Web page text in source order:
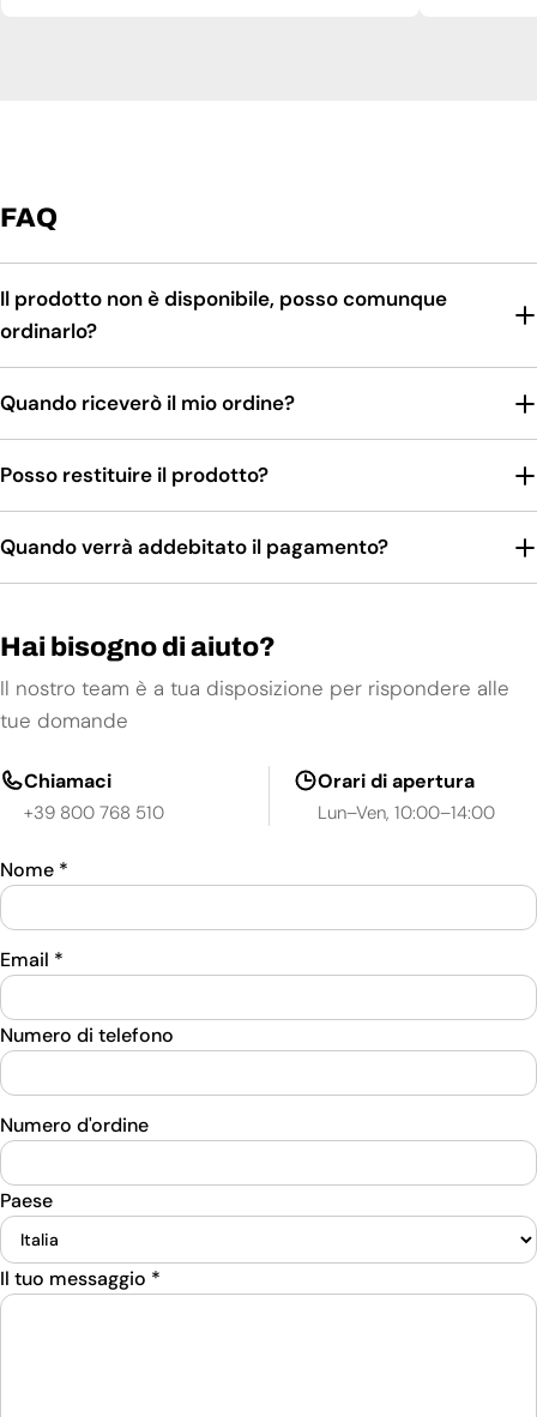
FAQ
Il prodotto non è disponibile, posso comunque
ordinarlo?
Quando riceverò il mio ordine?
Posso restituire il prodotto?
Quando verrà addebitato il pagamento?
Hai bisogno di aiuto?
Il nostro team è a tua disposizione per rispondere alle
tue domande
Chiamaci
+39 800 768 510
Orari di apertura
Lun–Ven, 10:00–14:00
Nome *
Email *
Numero di telefono
Numero d'ordine
Paese
Il tuo messaggio *